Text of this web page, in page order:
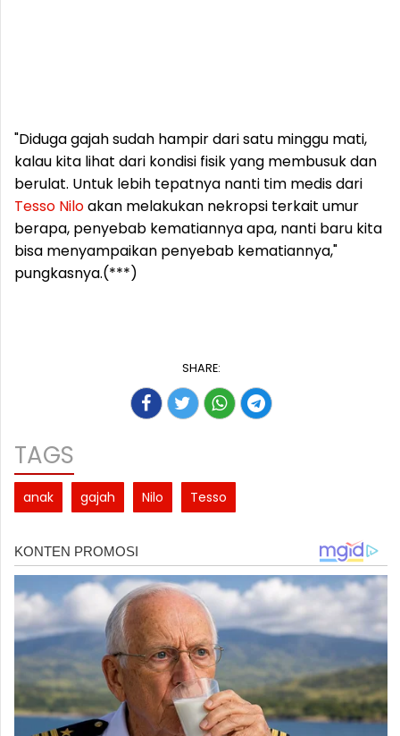
"Diduga gajah sudah hampir dari satu minggu mati,
kalau kita lihat dari kondisi fisik yang membusuk dan
berulat. Untuk lebih tepatnya nanti tim medis dari
Tesso Niloakan melakukan nekropsi terkait umur
berapa, penyebab kematiannya apa, nanti baru kita
bisa menyampaikan penyebab kematiannya,"
pungkasnya.(***)
SHARE:
TAGS
anak gajah Nilo Tesso